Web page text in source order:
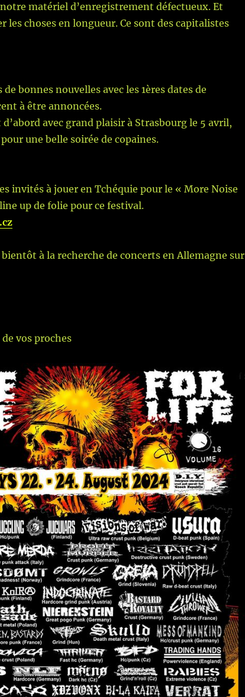
matériel d’enregistrement défectueux. Et
choses en longueur. Ce sont des capitalistes
bonnes nouvelles avec les 1ères dates de
à être annoncées.
avec grand plaisir à Strasbourg le 5 avril,
une belle soirée de copaines.
invités à jouer en Tchéquie pour le « More Noise
up de folie pour ce festival.
à la recherche de concerts en Allemagne sur
vos proches